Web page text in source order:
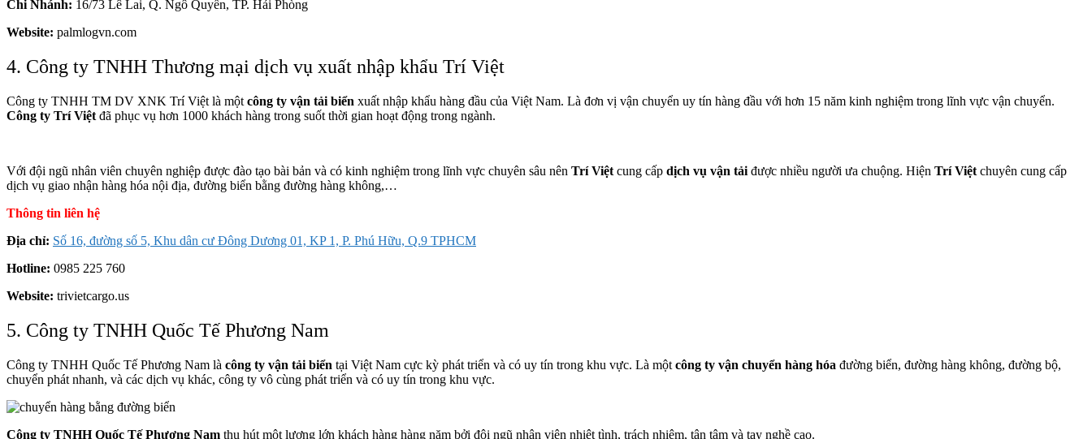
Chi Nhánh: 16/73 Lê Lai, Q. Ngô Quyền, TP. Hải Phòng
Website: palmlogvn.com
4. Công ty TNHH Thương mại dịch vụ xuất nhập khẩu Trí Việt
Công ty TNHH TM DV XNK Trí Việt là một công ty vận tải biển xuất nhập khẩu hàng đầu của Việt Nam. Là đơn vị vận chuyển uy tín hàng đầu với hơn 15 năm kinh nghiệm trong lĩnh vực vận chuyển.
Công ty Trí Việt đã phục vụ hơn 1000 khách hàng trong suốt thời gian hoạt động trong ngành.
Với đội ngũ nhân viên chuyên nghiệp được đào tạo bài bản và có kinh nghiệm trong lĩnh vực chuyên sâu nên Trí Việt cung cấp dịch vụ vận tải được nhiều người ưa chuộng. Hiện Trí Việt chuyên cung cấp
dịch vụ giao nhận hàng hóa nội địa, đường biển bằng đường hàng không,…
Thông tin liên hệ
Địa chỉ: Số 16, đường số 5, Khu dân cư Đông Dương 01, KP 1, P. Phú Hữu, Q.9 TPHCM
Hotline: 0985 225 760
Website: trivietcargo.us
5. Công ty TNHH Quốc Tế Phương Nam
Công ty TNHH Quốc Tế Phương Nam là công ty vận tải biển tại Việt Nam cực kỳ phát triển và có uy tín trong khu vực. Là một công ty vận chuyển hàng hóa đường biển, đường hàng không, đường bộ,
chuyển phát nhanh, và các dịch vụ khác, công ty vô cùng phát triển và có uy tín trong khu vực.
Công ty TNHH Quốc Tế Phương Nam thu hút một lượng lớn khách hàng hàng năm bởi đội ngũ nhân viên nhiệt tình, trách nhiệm, tận tâm và tay nghề cao.